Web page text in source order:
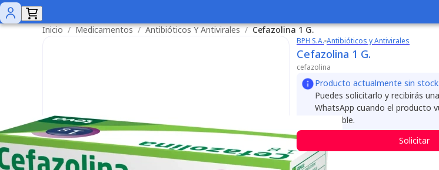
Inicio / Medicamentos / Antibióticos Y Antivirales / Cefazolina 1 G.
BPH S.A. Antibióticos y Antivirales
Cefazolina 1 G.
cefazolina
Producto actualmente sin stock.
Puedes solicitarlo y recibirás
WhatsApp cuando el producto
disponible.
Solicitar